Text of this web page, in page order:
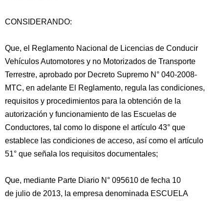
CONSIDERANDO:
Que, el Reglamento Nacional de Licencias de Conducir
Vehículos Automotores y no Motorizados de Transporte
Terrestre, aprobado por Decreto Supremo N° 040-2008-
MTC, en adelante El Reglamento, regula las condiciones,
requisitos y procedimientos para la obtención de la
autorización y funcionamiento de las Escuelas de
Conductores, tal como lo dispone el artículo 43° que
establece las condiciones de acceso, así como el artículo
51° que señala los requisitos documentales;
Que, mediante Parte Diario N° 095610 de fecha 10
de julio de 2013, la empresa denominada ESCUELA